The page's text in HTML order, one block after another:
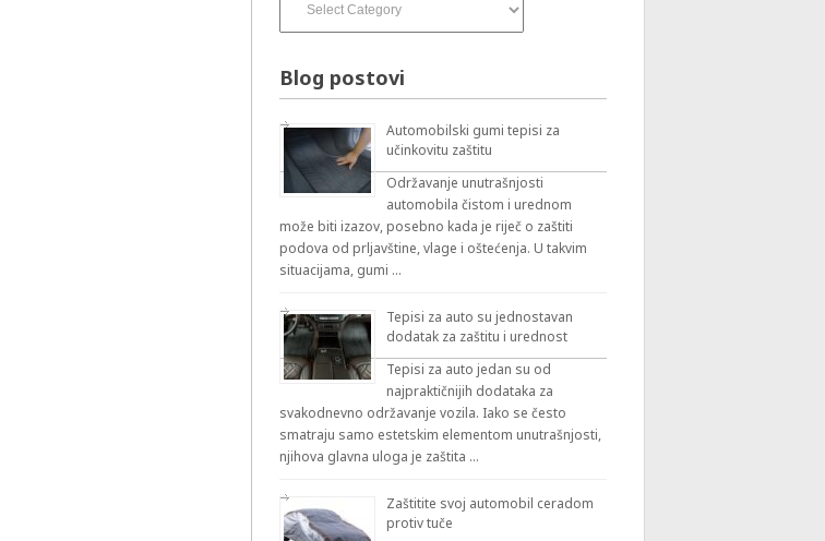
pesama
Blog postovi
Automobilski gumi tepisi za
učinkovitu zaštitu
Održavanje unutrašnjosti
automobila čistom i urednom
može biti izazov, posebno kada je riječ o zaštiti
podova od prljavštine, vlage i oštećenja. U takvim
situacijama, gumi …
Tepisi za auto su jednostavan
dodatak za zaštitu i urednost
Tepisi za auto jedan su od
najpraktičnijih dodataka za
svakodnevno održavanje vozila. Iako se često
smatraju samo estetskim elementom unutrašnjosti,
njihova glavna uloga je zaštita …
Zaštitite svoj automobil ceradom
protiv tuče